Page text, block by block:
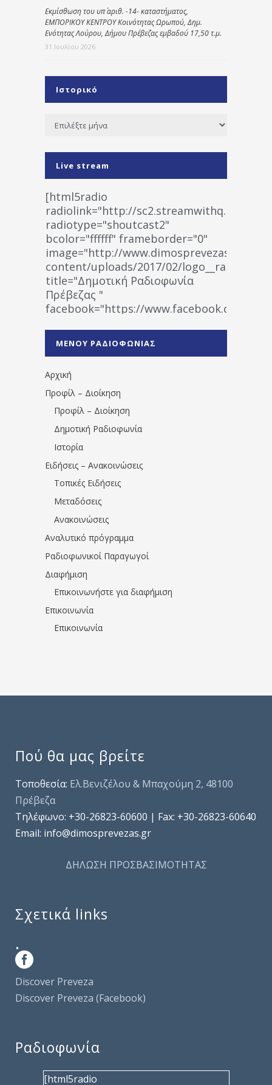
Εκμίσθωση του υπ΄ αριθ. -14- καταστήματος,
ΕΜΠΟΡΙΚΟΥ ΚΕΝΤΡΟΥ Κοινότητας Ωρωπού, Δημ.
Ενότητας Λούρου, Δήμου Πρέβεζας εμβαδού 17,50 τ.μ.
31 Ιουλίου 2026
Ιστορικό
Ιστορικό
Live stream
[html5radio
radiolink="http://
radiotype="shoutcast2"
bcolor="ffffff" frameborder="0"
image="http://www.dimosprevezas.gr/wp-
content/uploads/2017/02/
title="Δημοτική Ραδιοφωνία
Πρέβεζας "
facebook="https://www.facebook.com/
1531194763766854/" artist="" ]
ΜΕΝΟΥ ΡΑΔΙΟΦΩΝΙΑΣ
Αρχική
Προφίλ – Διοίκηση
Προφίλ – Διοίκηση
Δημοτική Ραδιοφωνία
Ιστορία
Ειδήσεις – Ανακοινώσεις
Τοπικές Ειδήσεις
Μεταδόσεις
Ανακοινώσεις
Αναλυτικό πρόγραμμα
Ραδιοφωνικοί Παραγωγοί
Διαφήμιση
Επικοινωνήστε για διαφήμιση
Επικοινωνία
Επικοινωνία
Πού θα μας βρείτε
Τοποθεσία: Ελ.Βενιζέλου & Μπαχούμη 2, 48100
Πρέβεζα
Τηλέφωνo: +30-26823-60600 | Fax: +30-26823-60640
Email: info@dimosprevezas.gr
ΔΗΛΩΣΗ ΠΡΟΣΒΑΣΙΜΟΤΗΤΑΣ
Σχετικά links
.
Discover Preveza
Discover Preveza (Facebook)
Ραδιοφωνία
[html5radio